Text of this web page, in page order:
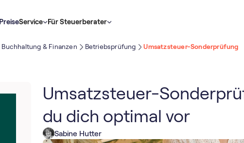
PreiseService Für Steuerberater
Buchhaltung & Finanzen Betriebsprüfung Umsatzsteuer-Sonderprüfung
Umsatzsteuer-
du dich optimal vor
Sabine Hutter